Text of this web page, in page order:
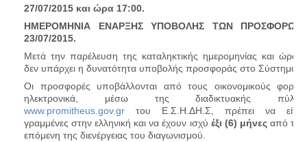
27/07/2015 και ώρα 17:00.
ΗΜΕΡΟΜΗΝΙΑ ΕΝΑΡΞΗΣ ΥΠΟΒΟΛΗΣ ΤΩΝ ΠΡΟΣΦΟΡΩΝ
23/07/2015.
Μετά την παρέλευση της καταληκτικής ημερομηνίας και ώρας,
δεν υπάρχει η δυνατότητα υποβολής προσφοράς στο Σύστημα.
Οι προσφορές υποβάλλονται από τους οικονομικούς φορείς
ηλεκτρονικά, μέσω της διαδικτυακής πύλης
www.promitheus.gov.gr του Ε.Σ.Η.ΔΗ.Σ, πρέπει να είναι
γραμμένες στην ελληνική και να έχουν ισχύ έξι (6) μήνεςαπό την
επόμενη της διενέργειας του διαγωνισμού.